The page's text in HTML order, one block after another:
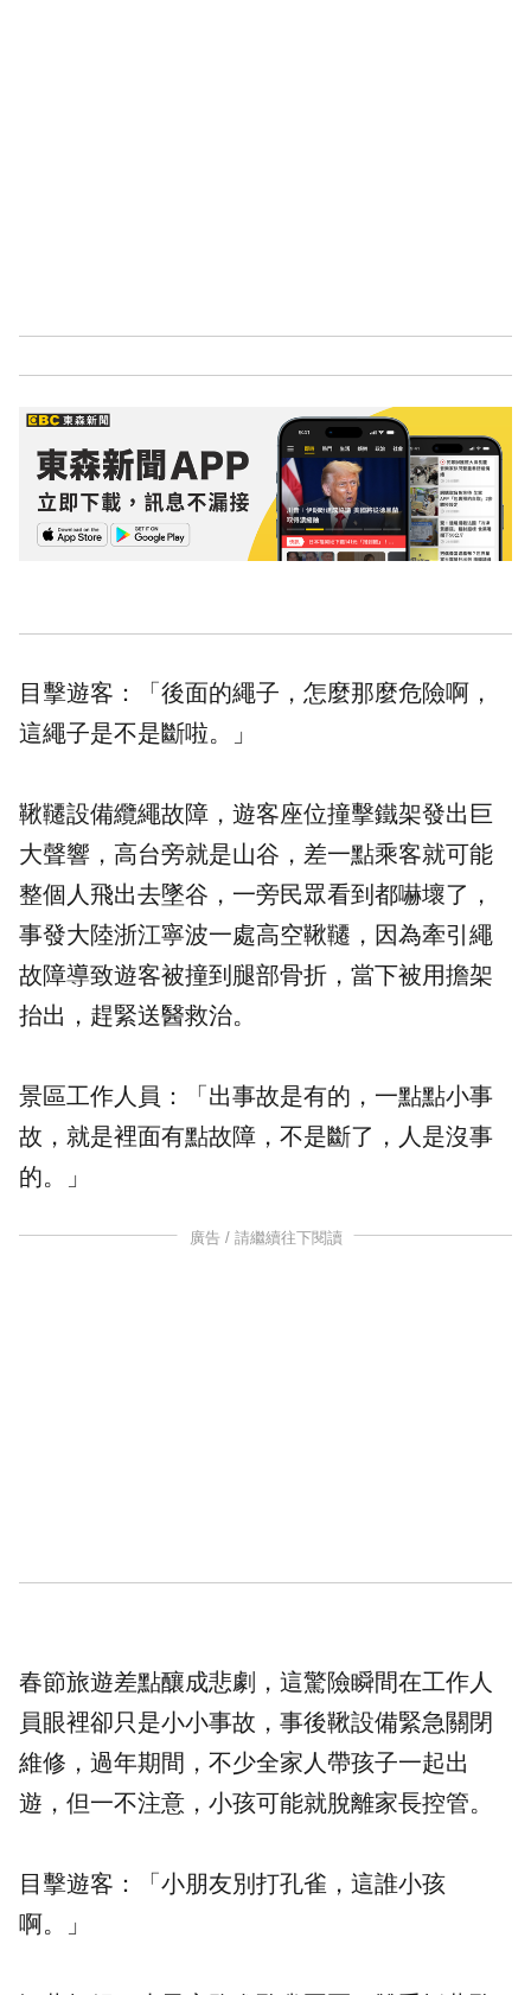
目擊遊客：「後面的繩子，怎麼那麼危險啊，
這繩子是不是斷啦。」
鞦韆設備纜繩故障，遊客座位撞擊鐵架發出巨
大聲響，高台旁就是山谷，差一點乘客就可能
整個人飛出去墜谷，一旁民眾看到都嚇壞了，
事發大陸浙江寧波一處高空鞦韆，因為牽引繩
故障導致遊客被撞到腿部骨折，當下被用擔架
抬出，趕緊送醫救治。
景區工作人員：「出事故是有的，一點點小事
故，就是裡面有點故障，不是斷了，人是沒事
的。」
廣告 / 請繼續往下閱讀
春節旅遊差點釀成悲劇，這驚險瞬間在工作人
員眼裡卻只是小小事故，事後鞦設備緊急關閉
維修，過年期間，不少全家人帶孩子一起出
遊，但一不注意，小孩可能就脫離家長控管。
目擊遊客：「小朋友別打孔雀，這誰小孩
啊。」